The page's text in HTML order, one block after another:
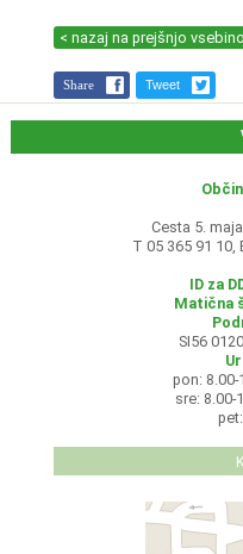
< nazaj na prejšnjo vsebino
Share Tweet
Cesta 5.
T 05 365 91 10,
ID za
Matična
SI56
pon: 8.00-
sre: 8.00-